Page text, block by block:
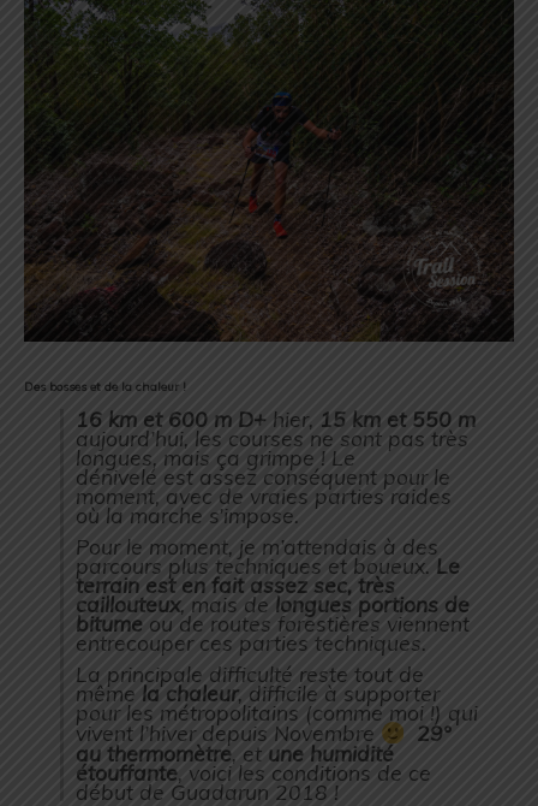
Des bosses et de la chaleur !
16 km et 600 m D+ hier, 15 km et 550 m
aujourd’hui, les courses ne sont pas très
longues, mais ça grimpe ! Le
dénivelé est assez conséquent pour le
moment, avec de vraies parties raides
où la marche s’impose.
Pour le moment, je m’attendais à des
parcours plus techniques et boueux. Le
terrain est en fait assez sec, très
caillouteux, mais de longues portions de
bitume ou de routes forestières viennent
entrecouper ces parties techniques.
La principale difficulté reste tout de
même la chaleur, difficile à supporter
pour les métropolitains (comme moi !) qui
vivent l’hiver depuis Novembre 29°
au thermomètre, et une humidité
étouffante, voici les conditions de ce
début de Guadarun 2018 !